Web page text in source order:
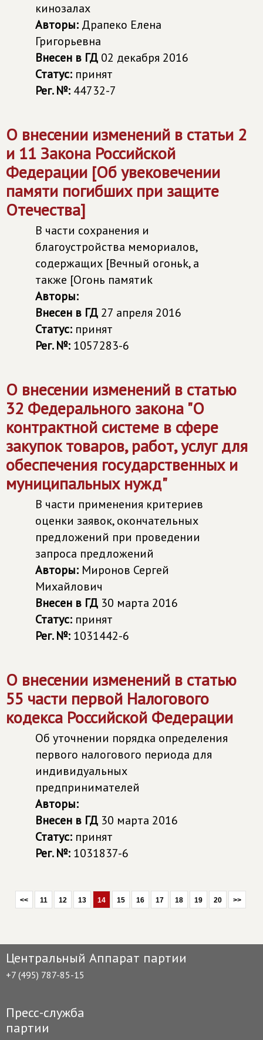
кинозалах
Авторы: Драпеко Елена
Григорьевна
Внесен в ГД 02 декабря 2016
Статус: принят
Рег. №: 44732-7
О внесении изменений в статьи 2
и 11 Закона Российской
Федерации [Об увековечении
памяти погибших при защите
Отечества]
В части сохранения и
благоустройства мемориалов,
содержащих [Вечный огоньk, а
также [Огонь памятиk
Авторы:
Внесен в ГД 27 апреля 2016
Статус: принят
Рег. №: 1057283-6
О внесении изменений в статью
32 Федерального закона "О
контрактной системе в сфере
закупок товаров, работ, услуг для
обеспечения государственных и
муниципальных нужд"
В части применения критериев
оценки заявок, окончательных
предложений при проведении
запроса предложений
Авторы: Миронов Сергей
Михайлович
Внесен в ГД 30 марта 2016
Статус: принят
Рег. №: 1031442-6
О внесении изменений в статью
55 части первой Налогового
кодекса Российской Федерации
Об уточнении порядка определения
первого налогового периода для
индивидуальных
предпринимателей
Авторы:
Внесен в ГД 30 марта 2016
Статус: принят
Рег. №: 1031837-6
<< 11 12 13 14 15 16 17 18 19 20 >>
Центральный Аппарат партии
+7 (495) 787-85-15
Пресс-служба
партии